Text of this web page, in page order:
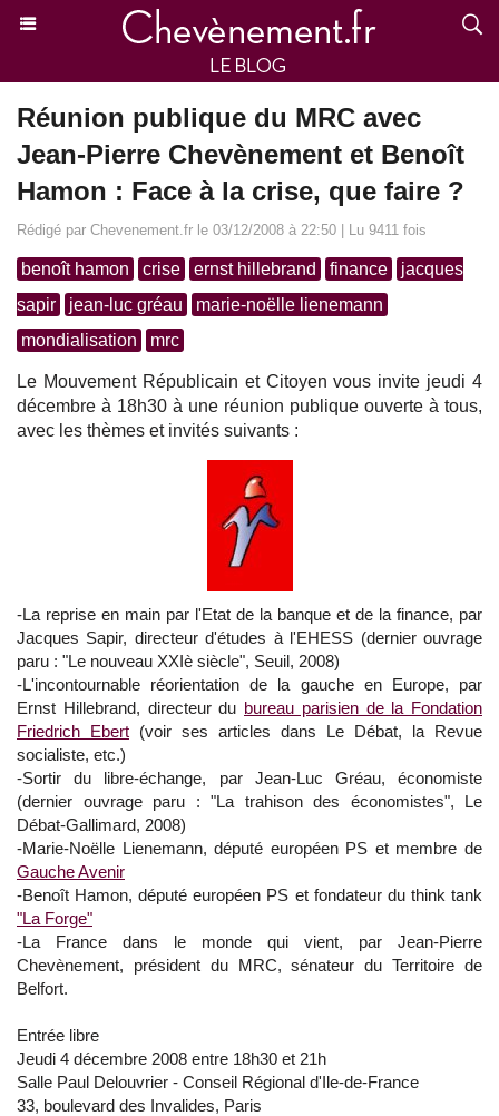
Réunion publique du MRC avec
Jean-Pierre Chevènement et Benoît
Hamon : Face à la crise, que faire ?
Rédigé par Chevenement.fr le 03/12/2008 à 22:50 | Lu 9411 fois
benoît hamon crise ernst hillebrand finance
jacques
sapir
jean-luc gréau
marie-noëlle lienemann
mondialisation
mrc
Le Mouvement Républicain et Citoyen vous invite jeudi 4
décembre à 18h30 à une réunion publique ouverte à tous,
avec les thèmes et invités suivants :
-La reprise en main par l'Etat de la banque et de la finance, par
Jacques Sapir, directeur d'études à l'EHESS (dernier ouvrage
paru : "Le nouveau XXIè siècle", Seuil, 2008)
-L'incontournable réorientation de la gauche en Europe, par
Ernst Hillebrand, directeur du bureau parisien de la Fondation
Friedrich Ebert (voir ses articles dans Le Débat, la Revue
socialiste, etc.)
-Sortir du libre-échange, par Jean-Luc Gréau, économiste
(dernier ouvrage paru : "La trahison des économistes", Le
Débat-Gallimard, 2008)
-Marie-Noëlle Lienemann, député européen PS et membre de
Gauche Avenir
-Benoît Hamon, député européen PS et fondateur du think tank
"La Forge"
-La France dans le monde qui vient, par Jean-Pierre
Chevènement, président du MRC, sénateur du Territoire de
Belfort.
Entrée libre
Jeudi 4 décembre 2008 entre 18h30 et 21h
Salle Paul Delouvrier - Conseil Régional d'Ile-de-France
33, boulevard des Invalides, Paris